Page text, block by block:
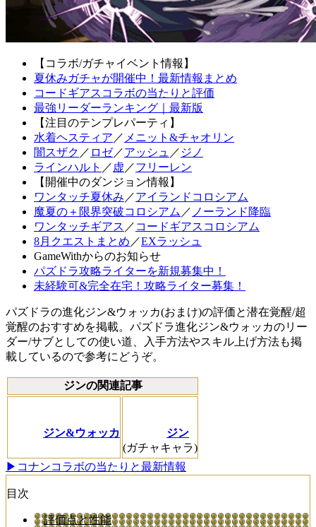
【コラボ/ガチャイベント情報】
夏休みガチャが開催中！最新情報まとめ
コードギアスコラボの当たりと評価
最強リーダーランキング｜最新版
【注目のテンプレパーティ】
水着ヘスティア ／ メニット&チャオリン
闇スザク ／ ロゼ／アッシュ ／ ジノ
ラインハルト ／ 虚 ／フリーレン
【開催中のダンジョン情報】
ワンタッチ夏休み ／アイランドコロシアム
魔夏の＋限界突破コロシアム ／ ノーランド降臨
ワンタッチギアス ／ コードギアスコロシアム
8月クエストまとめ ／EXラッシュ
GameWithからのお知らせ
パズドラ攻略ライターを新規募集中！
未経験可&完全在宅！攻略ライター募集！
パズドラの進化ジン&ウォッカ(おまけ)の評価と潜在覚醒/超
覚醒のおすすめを掲載。パズドラ進化ジン&ウォッカのリー
ダー/サブとしての使い道、入手方法やスキル上げ方法も掲
載しているので参考にどうぞ。
ジンの関連記事
ジン&ウォッカ
ジン
(ガチャキャラ)
▶コナンコラボの当たりと最新情報
目次
評価点と性能